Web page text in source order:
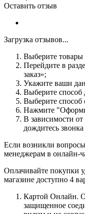
Оставить отзыв
Загрузка отзывов...
Выберите товары
Перейдите в
заказ»;
Укажите ваши
Выберите способ
Выберите способ
Нажмите
В зависимости от
дождитесь
Если возникли
менеджерам в онлайн-
Оплачивайте покупки
магазине доступно 4
Картой Онлайн.
защищенное